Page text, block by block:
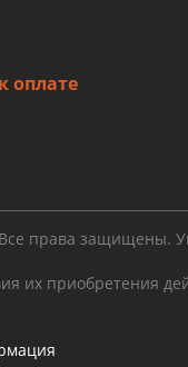
оплате
права защищены.
их приобретения